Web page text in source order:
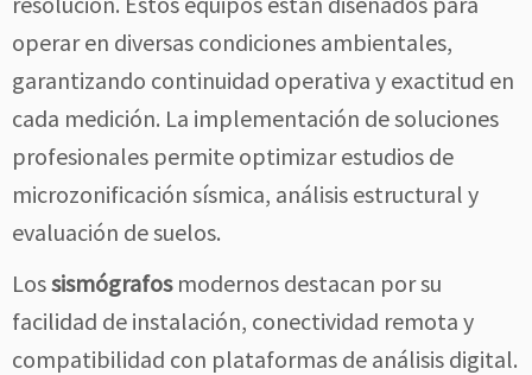
operar en diversas condiciones ambientales,
garantizando continuidad operativa y exactitud en
cada medición. La implementación de soluciones
profesionales permite optimizar estudios de
microzonificación sísmica, análisis estructural y
evaluación de suelos.
Lossismógrafosmodernos destacan por su
facilidad de instalación, conectividad remota y
compatibilidad con plataformas de análisis digital.